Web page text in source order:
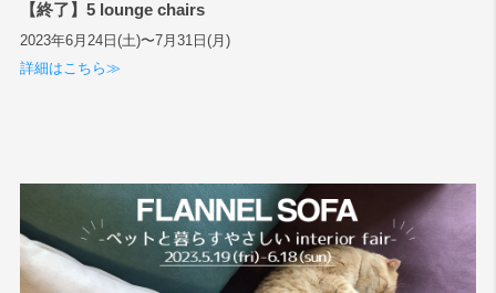
【終了】5 lounge chairs
2023年6月24日(土)〜7月31日(月)
詳細はこちら≫